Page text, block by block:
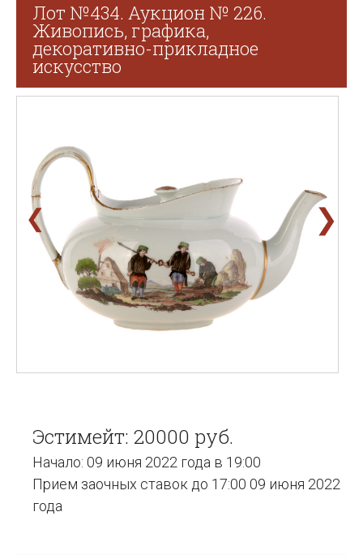
Лот №434. Аукцион № 226.
Живопись, графика,
декоративно-прикладное
искусство
❮ ❯
Эстимейт: 20000 руб.
Начало: 09 июня 2022 года в 19:00
Прием заочных ставок до 17:00 09 июня 2022
года